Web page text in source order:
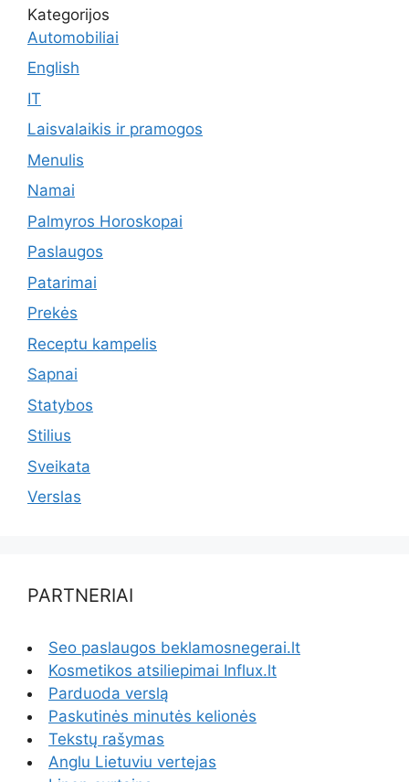
Kategorijos
Automobiliai
English
IT
Laisvalaikis ir pramogos
Menulis
Namai
Palmyros Horoskopai
Paslaugos
Patarimai
Prekės
Receptu kampelis
Sapnai
Statybos
Stilius
Sveikata
Verslas
PARTNERIAI
Seo paslaugos beklamosnegerai.lt
Kosmetikos atsiliepimai Influx.lt
Parduoda verslą
Paskutinės minutės kelionės
Tekstų rašymas
Anglu Lietuviu vertejas